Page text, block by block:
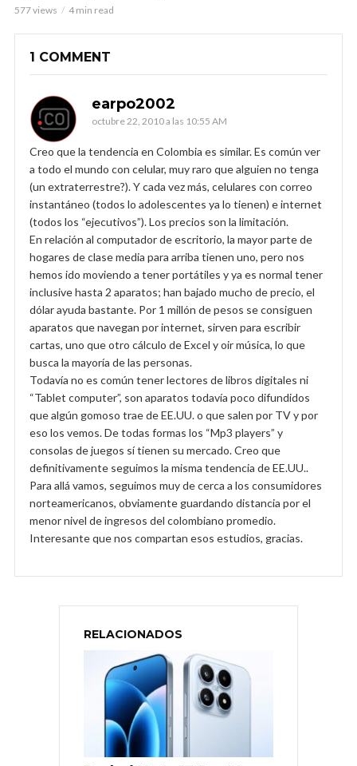
577 views 4 min read
1 COMMENT
earpo2002
octubre 22, 2010 a las 10:55 AM
Creo que la tendencia en Colombia es similar. Es común ver
a todo el mundo con celular, muy raro que alguien no tenga
(un extraterrestre?). Y cada vez más, celulares con correo
instantáneo (todos lo adolescentes ya lo tienen) e internet
(todos los “ejecutivos”). Los precios son la limitación.
En relación al computador de escritorio, la mayor parte de
hogares de clase media para arriba tienen uno, pero nos
hemos ido moviendo a tener portátiles y ya es normal tener
inclusive hasta 2 aparatos; han bajado mucho de precio, el
dólar ayuda bastante. Por 1 millón de pesos se consiguen
aparatos que navegan por internet, sirven para escribir
cartas, uno que otro cálculo de Excel y oir música, lo que
busca la mayoría de las personas.
Todavía no es común tener lectores de libros digitales ni
“Tablet computer”, son aparatos todavía poco difundidos
que algún gomoso trae de EE.UU. o que salen por TV y por
eso los vemos. De todas formas los “Mp3 players” y
consolas de juegos sí tienen su mercado. Creo que
definitivamente seguimos la misma tendencia de EE.UU..
Para allá vamos, seguimos muy de cerca a los consumidores
norteamericanos, obviamente guardando distancia por el
menor nivel de ingresos del colombiano promedio.
Interesante que nos compartan esos estudios, gracias.
RELACIONADOS